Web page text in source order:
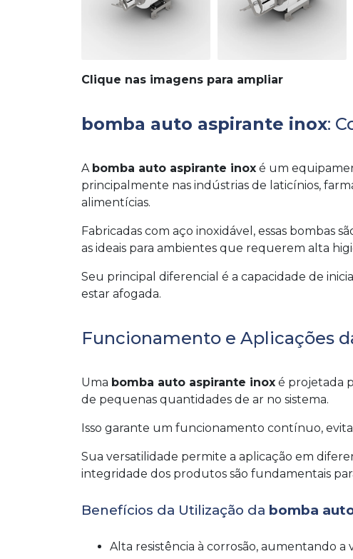
Clique nas imagens para ampliar
bomba auto aspirante inox:
A bomba auto aspirante inox é um
principalmente nas indústrias de laticínios,
alimentícias.
Fabricadas com aço inoxidável, essas bombas
as ideais para ambientes que requerem alta
Seu principal diferencial é a capacidade de
estar afogada.
Funcionamento e Aplicações
Uma bomba auto aspirante inox é projetada
de pequenas quantidades de ar no sistema.
Isso garante um funcionamento contínuo,
Sua versatilidade permite a aplicação em
integridade dos produtos são fundamentais
Benefícios da Utilização da bomba
Alta resistência à corrosão, aumentando